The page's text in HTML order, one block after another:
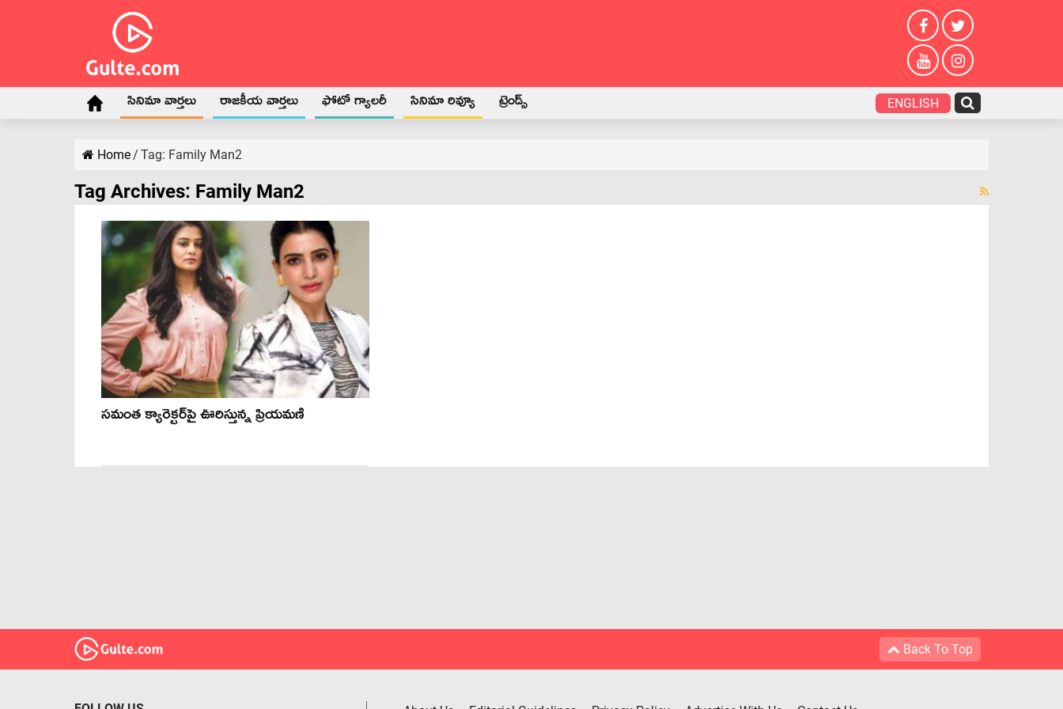
సినిమా వార్తలు రాజకీయ వార్తలు ఫోటో గ్యాలరీ సినిమా రివ్యూ ట్రెండ్స్ ENGLISH
Home/ Tag: Family Man2
Tag Archives: Family Man2
సమంత క్యారెక్టర్‌పై ఊరిస్తున్న ప్రియమణి
Back To Top